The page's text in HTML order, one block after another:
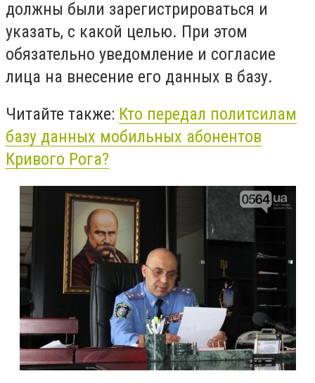
должны были зарегистрироваться и
указать, с какой целью. При этом
обязательно уведомление и согласие
лица на внесение его данных в базу.
Читайте также: Кто передал политсилам
базу данных мобильных абонентов
Кривого Рога?